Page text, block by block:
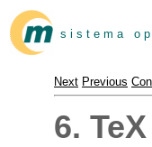
s i s t e m a o
Next Previous
6. TeX